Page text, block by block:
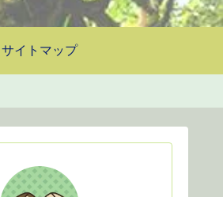
サイトマップ